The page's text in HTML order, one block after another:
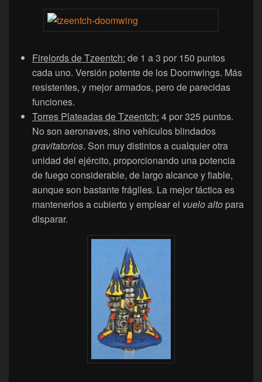
Firelords de Tzeentch: de 1 a 3 por 150 puntos
cada uno. Versión potente de los Doomwings. Más
resistentes, y mejor armados, pero de parecidas
funciones.
Torres Plateadas de Tzeentch: 4 por 325 puntos.
No son aeronaves, sino vehículos blindados
gravitatorios. Son muy distintos a cualquier otra
unidad del ejército, proporcionando una potencia
de fuego considerable, de largo alcance y fiable,
aunque son bastante frágiles. La mejor táctica es
mantenerlos a cubierto y emplear el vuelo alto para
disparar.